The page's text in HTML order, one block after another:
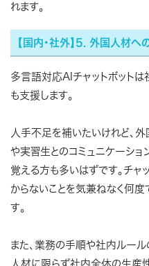
れます。
【国内・社外】5. 外国人材へ
多言語対応AIチャットボット
も支援します。
人手不足を補いたいけれど、
や実習生とのコミュニケーショ
覚える方も多いはずです。チャ
からないことを気兼ねなく何
す。
また、業務の手順や社内ルー
人材に限らず社内全体の生産